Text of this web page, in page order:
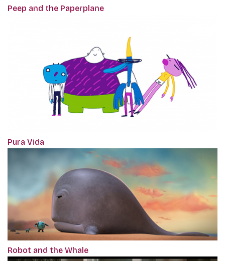
Peep and the Paperplane
Pura Vida
Robot and the Whale